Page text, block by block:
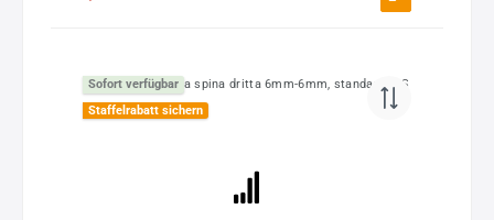
Sofort verfügbar
Staffelrabatt sichern